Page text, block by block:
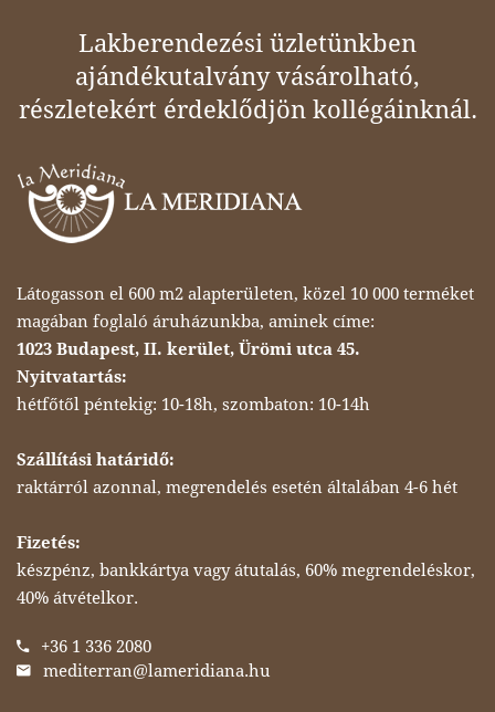
Lakberendezési üzletünkben
ajándékutalvány vásárolható,
részletekért érdeklődjön kollégáinknál.
Látogasson el 600 m2 alapterületen, közel 10 000 terméket
magában foglaló áruházunkba, aminek címe:
1023 Budapest, II. kerület, Ürömi utca 45.
Nyitvatartás:
hétfőtől péntekig: 10-18h, szombaton: 10-14h
Szállítási határidő:
raktárról azonnal, megrendelés esetén általában 4-6 hét
Fizetés:
készpénz, bankkártya vagy átutalás, 60% megrendeléskor,
40% átvételkor.
+36 1 336 2080
mediterran@lameridiana.hu